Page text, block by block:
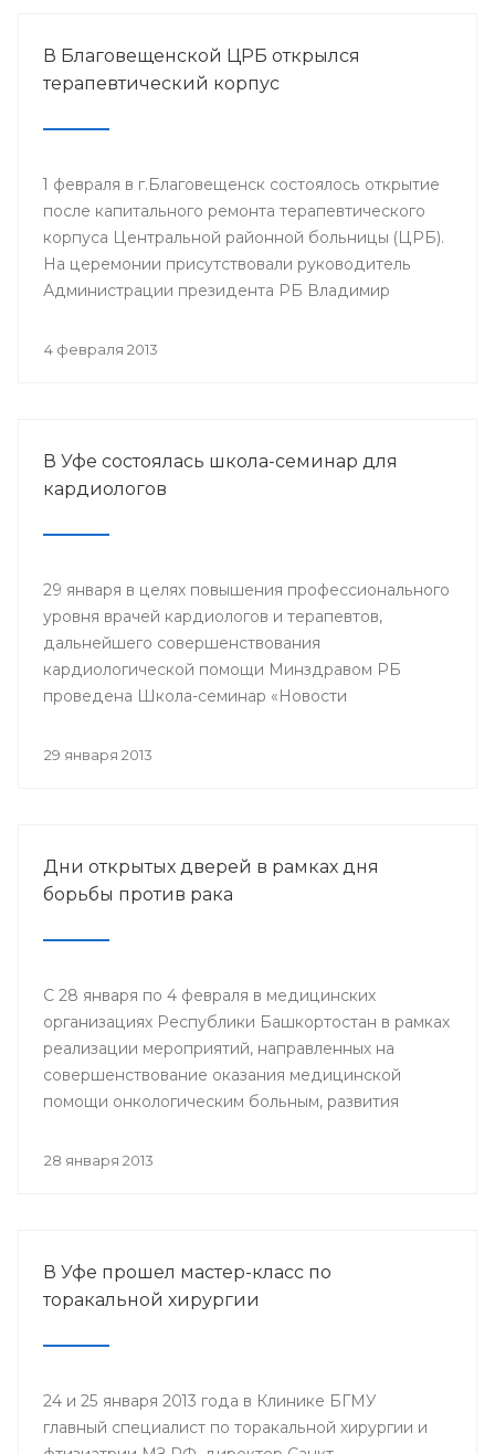
В Благовещенской ЦРБ открылся
терапевтический корпус
1 февраля в г.Благовещенск состоялось открытие
после капитального ремонта терапевтического
корпуса Центральной районной больницы (ЦРБ).
На церемонии присутствовали руководитель
Администрации президента РБ Владимир
Шебаев, глава администрации МР
4 февраля 2013
В Уфе состоялась школа-семинар для
кардиологов
29 января в целях повышения профессионального
уровня врачей кардиологов и терапевтов,
дальнейшего совершенствования
кардиологической помощи Минздравом РБ
проведена Школа-семинар «Новости
29 января 2013
Дни открытых дверей в рамках дня
борьбы против рака
С 28 января по 4 февраля в медицинских
организациях Республики Башкортостан в рамках
реализации мероприятий, направленных на
совершенствование оказания медицинской
помощи онкологическим больным, развития
поддержки инициативы «Международного союза
28 января 2013
В Уфе прошел мастер-класс по
торакальной хирургии
24 и 25 января 2013 года в Клинике БГМУ
главный специалист по торакальной хирургии и